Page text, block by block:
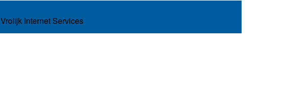
Vrolijk Internet Services